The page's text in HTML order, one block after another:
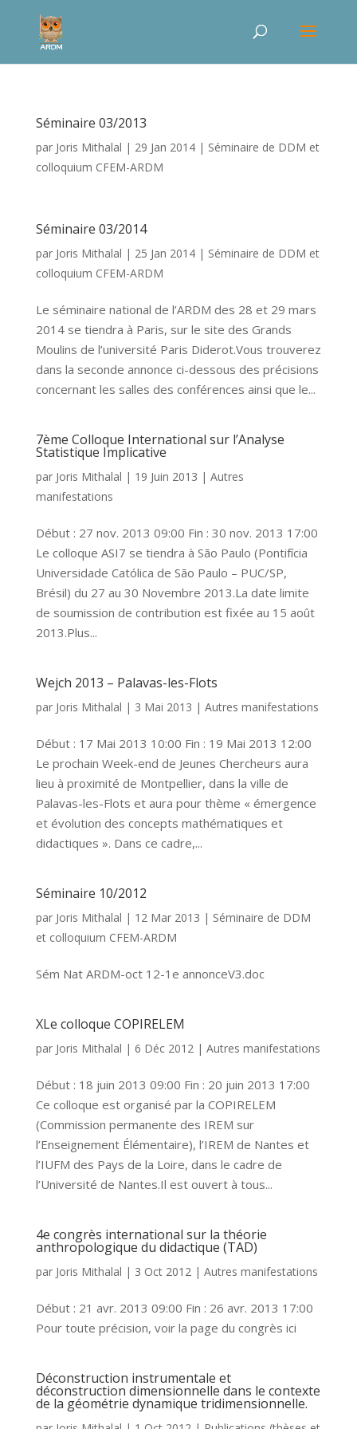
Séminaire 03/2013
par Joris Mithalal | 29 Jan 2014| Séminaire de DDM et
colloquium CFEM-ARDM
Séminaire 03/2014
par Joris Mithalal | 25 Jan 2014| Séminaire de DDM et
colloquium CFEM-ARDM
Le séminaire national de l’ARDM des 28 et 29 mars
2014 se tiendra à Paris, sur le site des Grands
Moulins de l’université Paris Diderot.Vous trouverez
dans la seconde annonce ci-dessous des précisions
concernant les salles des conférences ainsi que le...
7ème Colloque International sur l’Analyse
Statistique Implicative
par Joris Mithalal | 19 Juin 2013 | Autres
manifestations
Début : 27 nov. 2013 09:00 Fin : 30 nov. 2013 17:00
Le colloque ASI7 se tiendra à São Paulo (Pontifícia
Universidade Católica de São Paulo – PUC/SP,
Brésil) du 27 au 30 Novembre 2013.La date limite
de soumission de contribution est fixée au 15 août
2013.Plus...
Wejch 2013 – Palavas-les-Flots
par Joris Mithalal | 3 Mai 2013 | Autres manifestations
Début : 17 Mai 2013 10:00 Fin : 19 Mai 2013 12:00
Le prochain Week-end de Jeunes Chercheurs aura
lieu à proximité de Montpellier, dans la ville de
Palavas-les-Flots et aura pour thème « émergence
et évolution des concepts mathématiques et
didactiques ». Dans ce cadre,...
Séminaire 10/2012
par Joris Mithalal | 12 Mar 2013 | Séminaire de DDM
et colloquium CFEM-ARDM
Sém Nat ARDM-oct 12-1e annonceV3.doc
XLe colloque COPIRELEM
par Joris Mithalal | 6 Déc 2012| Autres manifestations
Début : 18 juin 2013 09:00 Fin : 20 juin 2013 17:00
Ce colloque est organisé par la COPIRELEM
(Commission permanente des IREM sur
l’Enseignement Élémentaire), l’IREM de Nantes et
l’IUFM des Pays de la Loire, dans le cadre de
l’Université de Nantes.Il est ouvert à tous...
4e congrès international sur la théorie
anthropologique du didactique (TAD)
par Joris Mithalal | 3 Oct 2012| Autres manifestations
Début : 21 avr. 2013 09:00 Fin : 26 avr. 2013 17:00
Pour toute précision, voir la page du congrès ici
Déconstruction instrumentale et
déconstruction dimensionnelle dans le contexte
de la géométrie dynamique tridimensionnelle.